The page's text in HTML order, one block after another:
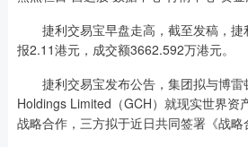
捷利交易宝早盘走高，截至发稿，捷
报2.11港元，成交额3662.592万港元。
捷利交易宝发布公告，集团拟与博雷
Holdings Limited（GCH）就现实世界资
战略合作，三方拟于近日共同签署《战略